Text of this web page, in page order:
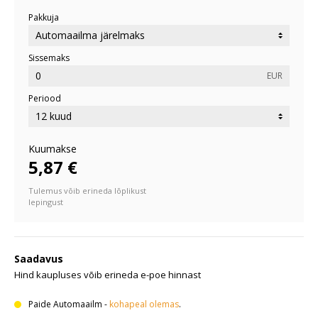
Pakkuja
Sissemaks
EUR
Periood
Kuumakse
5,87 €
Tulemus võib erineda lõplikust
lepingust
Saadavus
Hind kaupluses võib erineda e-poe hinnast
Paide Automaailm - kohapeal olemas.